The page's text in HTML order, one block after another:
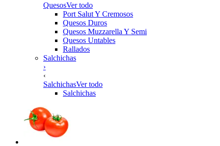
QuesosVer todo
Port Salut Y Cremosos
Quesos Duros
Quesos Muzzarella Y Semi
Quesos Untables
Rallados
Salchichas
›
‹
SalchichasVer todo
Salchichas